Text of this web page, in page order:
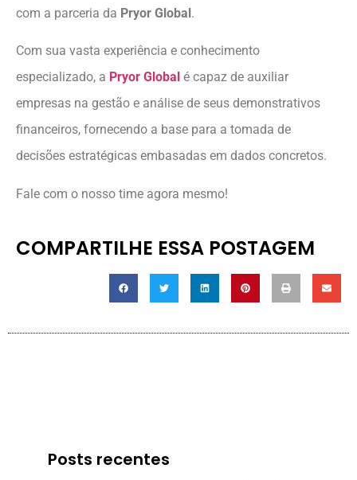
com a parceria da Pryor Global.
Com sua vasta experiência e conhecimento
especializado, a Pryor Global é capaz de auxiliar
empresas na gestão e análise de seus demonstrativos
financeiros, fornecendo a base para a tomada de
decisões estratégicas embasadas em dados concretos.
Fale com o nosso time agora mesmo!
COMPARTILHE ESSA POSTAGEM
Posts recentes